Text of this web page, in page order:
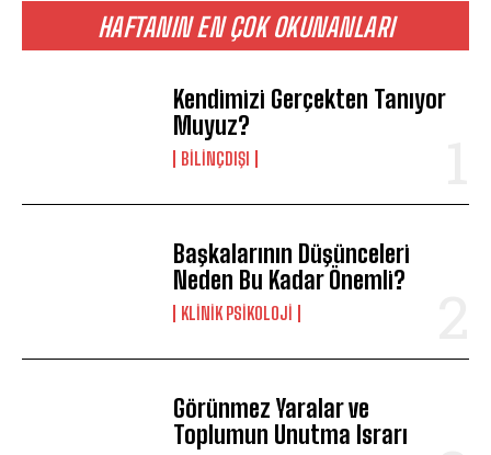
ABONE OL
HAFTANIN EN ÇOK OKUNANLARI
Kendimizi Gerçekten Tanıyor
Muyuz?
BILINÇDIŞI
Başkalarının Düşünceleri
Neden Bu Kadar Önemli?
KLINIK PSIKOLOJI
Görünmez Yaralar ve
Toplumun Unutma Israrı